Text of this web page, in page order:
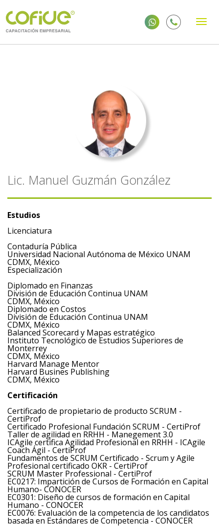
Lic. Manuel Guzmán González
Estudios
Licenciatura
Contaduría Pública
Universidad Nacional Autónoma de México UNAM
CDMX, México
Especialización
Diplomado en Finanzas
División de Educación Continua UNAM
CDMX, México
Diplomado en Costos
División de Educación Continua UNAM
CDMX, México
Balanced Scorecard y Mapas estratégico
Instituto Tecnológico de Estudios Superiores de
Monterrey
CDMX, México
Harvard Manage Mentor
Harvard Busines Publishing
CDMX, México
Certificación
Certificado de propietario de producto SCRUM -
CertiProf
Certificado Profesional Fundación SCRUM - CertiProf
Taller de agilidad en RRHH - Manegement 3.0
ICAgile certifica Agilidad Profesional en RRHH - ICAgile
Coach Ágil - CertiProf
Fundamentos de SCRUM Certificado - Scrum y Agile
Profesional certificado OKR - CertiProf
SCRUM Master Professional - CertiProf
EC0217: Impartición de Cursos de Formación en Capital
Humano- CONOCER
EC0301: Diseño de cursos de formación en Capital
Humano - CONOCER
EC0076: Evaluación de la competencia de los candidatos
basada en Estándares de Competencia - CONOCER